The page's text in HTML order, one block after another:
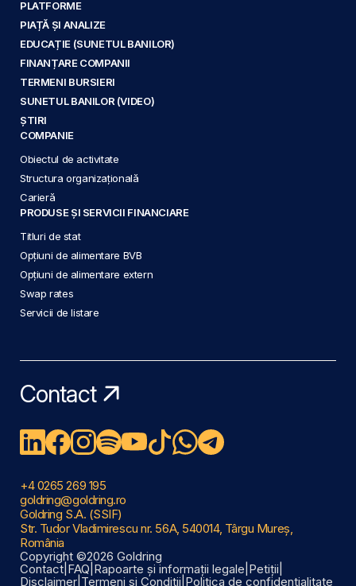
PLATFORME
PIAȚĂ ȘI ANALIZE
EDUCAȚIE (SUNETUL BANILOR)
FINANȚARE COMPANII
TERMENI BURSIERI
SUNETUL BANILOR (VIDEO)
ȘTIRI
COMPANIE
Obiectul de activitate
Structura organizațională
Carieră
PRODUSE ȘI SERVICII FINANCIARE
Titluri de stat
Opțiuni de alimentare BVB
Opțiuni de alimentare extern
Swap rates
Servicii de listare
Contact
+4 0265 269 195
goldring@goldring.ro
Goldring S.A. (SSIF)
Str. Tudor Vladimirescu nr. 56A, 540014, Târgu Mureș,
România
Copyright ©2026 Goldring
Contact FAQ Rapoarte și informații legale Petiții
Disclaimer Termeni și Condiții Politica de confidențialitate